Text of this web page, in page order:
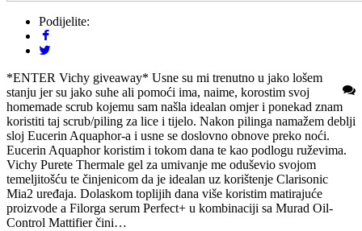
Podijelite:
*ENTER Vichy giveaway* Usne su mi trenutno u jako lošem
stanju jer su jako suhe ali pomoći ima, naime, korostim svoj
homemade scrub kojemu sam našla idealan omjer i ponekad znam
koristiti taj scrub/piling za lice i tijelo. Nakon pilinga namažem deblji
sloj Eucerin Aquaphor-a i usne se doslovno obnove preko noći.
Eucerin Aquaphor koristim i tokom dana te kao podlogu ruževima.
Vichy Purete Thermale gel za umivanje me oduševio svojom
temeljitošću te činjenicom da je idealan uz korištenje Clarisonic
Mia2 uređaja. Dolaskom toplijih dana više koristim matirajuće
proizvode a Filorga serum Perfect+ u kombinaciji sa Murad Oil-
Control Mattifier čini…